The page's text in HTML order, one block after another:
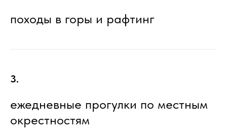
походы в горы и рафтинг
3.
ежедневные прогулки по местным
окрестностям